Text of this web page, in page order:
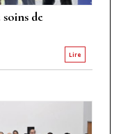
de
Lire